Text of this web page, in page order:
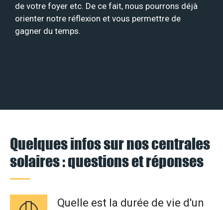
de votre foyer etc. De ce fait, nous pourrons déjà
orienter notre réflexion et vous permettre de
gagner du temps.
Quelques infos sur nos centrales
solaires : questions et réponses
Quelle est la durée de vie d'un